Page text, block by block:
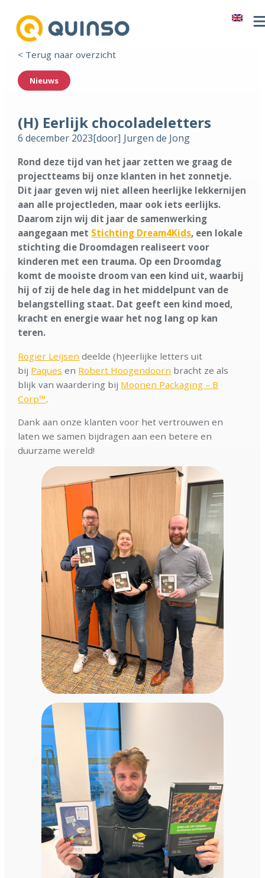
< Terug naar overzicht
Nieuws
(H) Eerlijk chocoladeletters
6 december 2023[door] Jurgen de Jong
Rond deze tijd van het jaar zetten we graag de
projectteams bij onze klanten in het zonnetje.
Dit jaar geven wij niet alleen heerlijke lekkernijen
aan alle projectleden, maar ook iets eerlijks.
Daarom zijn wij dit jaar de samenwerking
aangegaan met Stichting Dream4Kids, een lokale
stichting die Droomdagen realiseert voor
kinderen met een trauma. Op een Droomdag
komt de mooiste droom van een kind uit, waarbij
hij of zij de hele dag in het middelpunt van de
belangstelling staat. Dat geeft een kind moed,
kracht en energie waar het nog lang op kan
teren.
Rogier Leijsen deelde (h)eerlijke letters uit
bij Paques en Robert Hoogendoorn bracht ze als
blijk van waardering bij Moonen Packaging – B
Corp™.
Dank aan onze klanten voor het vertrouwen en
laten we samen bijdragen aan een betere en
duurzame wereld!